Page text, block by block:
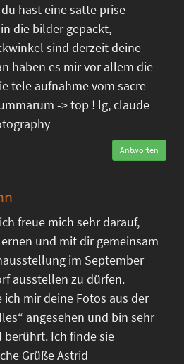
hast eine satte prise
die bilder gepackt,
sind derzeit deine
haben es mir vor allem die
tele aufnahme vom sacre
-> top ! lg, claude
Antworten
freue mich sehr darauf,
und mit dir gemeinsam
im September
ausstellen zu dürfen.
mir deine Fotos aus der
angesehen und bin sehr
Ich finde sie
Grüße Astrid